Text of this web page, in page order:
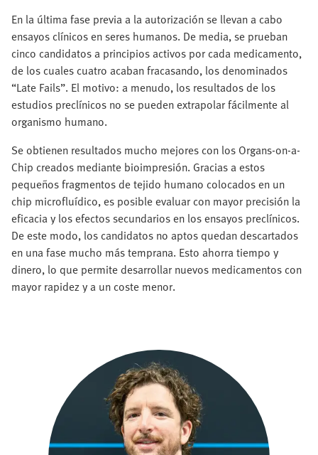
En la última fase previa a la autorización se llevan a cabo
ensayos clínicos en seres humanos. De media, se prueban
cinco candidatos a principios activos por cada medicamento,
de los cuales cuatro acaban fracasando, los denominados
“Late Fails”. El motivo: a menudo, los resultados de los
estudios preclínicos no se pueden extrapolar fácilmente al
organismo humano.
Se obtienen resultados mucho mejores con los Organs-on-a-
Chip creados mediante bioimpresión. Gracias a estos
pequeños fragmentos de tejido humano colocados en un
chip microfluídico, es posible evaluar con mayor precisión la
eficacia y los efectos secundarios en los ensayos preclínicos.
De este modo, los candidatos no aptos quedan descartados
en una fase mucho más temprana. Esto ahorra tiempo y
dinero, lo que permite desarrollar nuevos medicamentos con
mayor rapidez y a un coste menor.